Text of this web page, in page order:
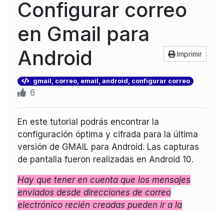
Configurar correo
en Gmail para
Android
Imprimir
gmail, correo, email, android, configurar correo
6
En este tutorial podrás encontrar la
configuración óptima y cifrada para la última
versión de GMAIL para Android. Las capturas
de pantalla fueron realizadas en Android 10.
Hay que tener en cuenta que los mensajes
enviados desde direcciones de correo
electrónico recién creadas pueden ir a la